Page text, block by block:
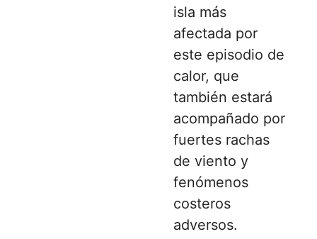
isla más
afectada por
este episodio de
calor, que
también estará
acompañado por
fuertes rachas
de viento y
fenómenos
costeros
adversos.